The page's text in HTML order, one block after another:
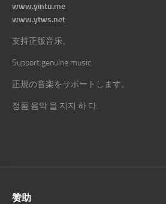
www.yintu.me
www.ytws.net
支持正版音乐。
Support genuine music.
正規の音楽をサポートします。
정품 음악 을 지지 하 다.
赞助